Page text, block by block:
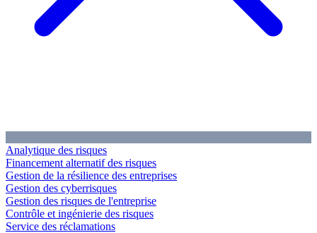
Analytique des risques
Financement alternatif des risques
Gestion de la résilience des entreprises
Gestion des cyberrisques
Gestion des risques de l'entreprise
Contrôle et ingénierie des risques
Service des réclamations